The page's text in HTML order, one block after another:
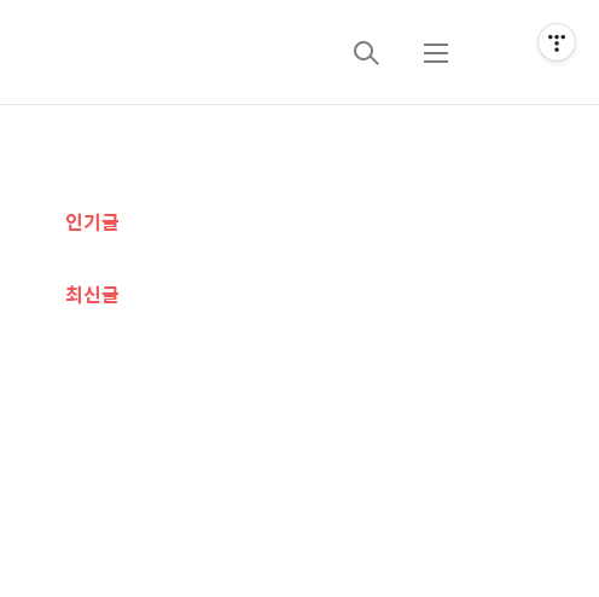
검
메
추
정
인기글
최신글